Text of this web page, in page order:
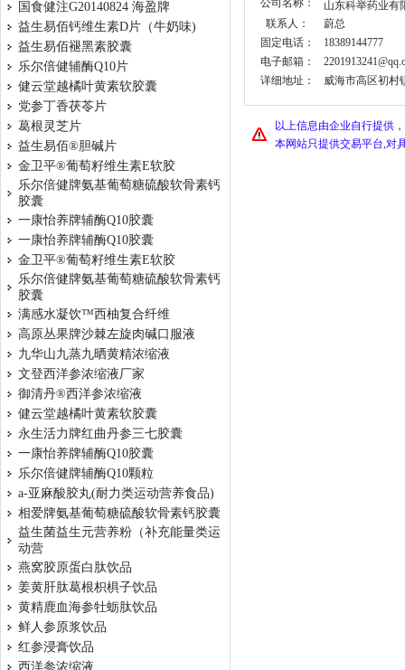
国食健注G20140824 海盈牌
益生易佰钙维生素D片（牛奶味)
益生易佰褪黑素胶囊
乐尔倍健辅酶Q10片
健云堂越橘叶黄素软胶囊
党参丁香茯苓片
葛根灵芝片
益生易佰®胆碱片
金卫平®葡萄籽维生素E软胶
乐尔倍健牌氨基葡萄糖硫酸软骨素钙
胶囊
一康怡养牌辅酶Q10胶囊
一康怡养牌辅酶Q10胶囊
金卫平®葡萄籽维生素E软胶
乐尔倍健牌氨基葡萄糖硫酸软骨素钙
胶囊
满感水凝饮™西柚复合纤维
高原丛果牌沙棘左旋肉碱口服液
九华山九蒸九晒黄精浓缩液
文登西洋参浓缩液厂家
御清丹®西洋参浓缩液
健云堂越橘叶黄素软胶囊
永生活力牌红曲丹参三七胶囊
一康怡养牌辅酶Q10胶囊
乐尔倍健牌辅酶Q10颗粒
a-亚麻酸胶丸(耐力类运动营养食品)
相爱牌氨基葡萄糖硫酸软骨素钙胶囊
益生菌益生元营养粉（补充能量类运
动营
燕窝胶原蛋白肽饮品
姜黄肝肽葛根枳椇子饮品
黄精鹿血海参牡蛎肽饮品
鲜人参原浆饮品
红参浸膏饮品
西洋参浓缩液
公司名称：
山东科举药业有
联系人：
蔚总
固定电话：
18389144777
电子邮箱：
详细地址：
威海市高区初村
以上信息由企业自行提供
本网站只提供交易平台,对